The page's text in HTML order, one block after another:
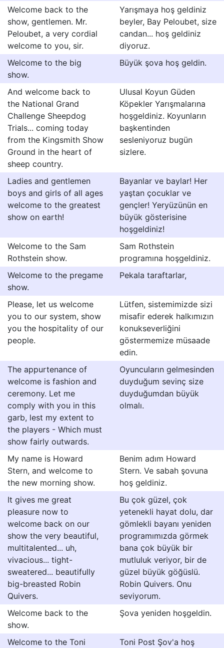
Welcome back to the
show, gentlemen. Mr.
Peloubet, a very cordial
welcome to you, sir.
Yarışmaya hoş geldiniz
beyler, Bay Peloubet, size
candan... hoş geldiniz
diyoruz.
Welcome to the big
show.
Büyük şova hoş geldin.
And welcome back to
the National Grand
Challenge Sheepdog
Trials... coming today
from the Kingsmith Show
Ground in the heart of
sheep country.
Ulusal Koyun Güden
Köpekler Yarışmalarına
hoşgeldiniz. Koyunların
başkentinden
sesleniyoruz bugün
sizlere.
Ladies and gentlemen
boys and girls of all ages
welcome to the greatest
show on earth!
Bayanlar ve baylar! Her
yaştan çocuklar ve
gençler! Yeryüzünün en
büyük gösterisine
hoşgeldiniz!
Welcome to the Sam
Rothstein show.
Sam Rothstein
programına hoşgeldiniz.
Welcome to the pregame
show.
Pekala taraftarlar,
Please, let us welcome
you to our system, show
you the hospitality of our
people.
Lütfen, sistemimizde sizi
misafir ederek halkımızın
konukseverliğini
göstermemize müsaade
edin.
The appurtenance of
welcome is fashion and
ceremony. Let me
comply with you in this
garb, lest my extent to
the players - Which must
show fairly outwards.
Oyuncuların gelmesinden
duyduğum sevinç size
duyduğumdan büyük
olmalı.
My name is Howard
Stern, and welcome to
the new morning show.
Benim adım Howard
Stern. Ve sabah şovuna
hoş geldiniz.
It gives me great
pleasure now to
welcome back on our
show the very beautiful,
multitalented... uh,
vivacious... tight-
sweatered... beautifully
big-breasted Robin
Quivers.
Bu çok güzel, çok
yetenekli hayat dolu, dar
gömlekli bayanı yeniden
programımızda görmek
bana çok büyük bir
mutluluk veriyor, bir de
güzel büyük göğüslü.
Robin Quivers. Onu
seviyorum.
Welcome back to the
show.
Şova yeniden hoşgeldin.
Welcome to the Toni
Toni Post Şov'a hoş